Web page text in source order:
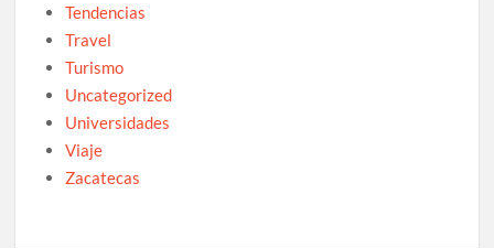
Tendencias
Travel
Turismo
Uncategorized
Universidades
Viaje
Zacatecas